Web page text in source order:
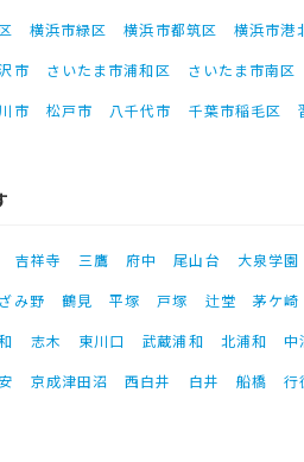
横浜市緑区 横浜市都筑区 横浜市港
市 さいたま市浦和区 さいたま市南区
市 松戸市 八千代市 千葉市稲毛区
吉祥寺 三鷹 府中 尾山台 大泉学園
み野 鶴見 平塚 戸塚 辻堂 茅ケ崎
志木 東川口 武蔵浦和 北浦和 中
京成津田沼 西白井 白井 船橋 行